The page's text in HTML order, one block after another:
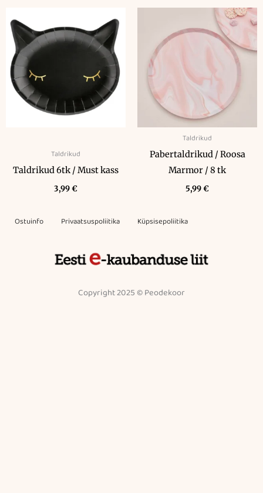
Taldrikud
Taldrikud 6tk / Must kass
3,99€
Taldrikud
Pabertaldrikud / Roosa
Marmor / 8 tk
5,99€
Ostuinfo Privaatsuspoliitika Küpsisepoliitika
Copyright 2025 © Peodekoor